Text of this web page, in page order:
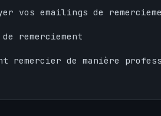
vos emailings de
remerciement
remercier de manière